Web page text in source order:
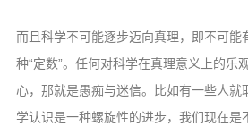
而且科学不可能逐步迈向真理，即不可能
种“定数”。任何对科学在真理意义上的乐
心，那就是愚痴与迷信。比如有一些人就
学认识是一种螺旋性的进步，我们现在是